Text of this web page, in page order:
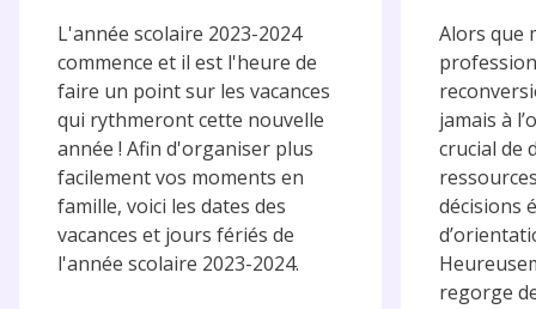
L'année scolaire 2023-2024
commence et il est l'heure de
faire un point sur les vacances
qui rythmeront cette nouvelle
année ! Afin d'organiser plus
facilement vos moments en
famille, voici les dates des
vacances et jours fériés de
l'année scolaire 2023-2024.
Alors que
jamais à
crucial de
décisions
regorge